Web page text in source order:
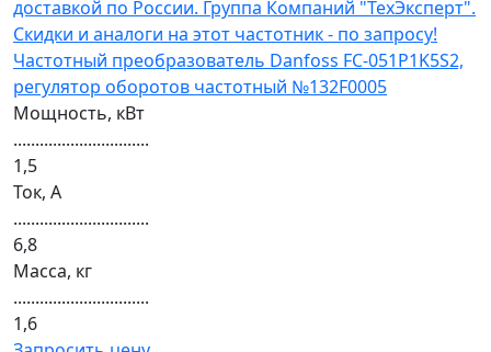
Частотный преобразователь Danfoss FC-051P1K5S2,
регулятор оборотов частотный №132F0005
Мощность, кВт
...............................
1,5
Ток, А
...............................
6,8
Масса, кг
...............................
1,6